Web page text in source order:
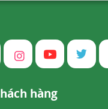
hàng